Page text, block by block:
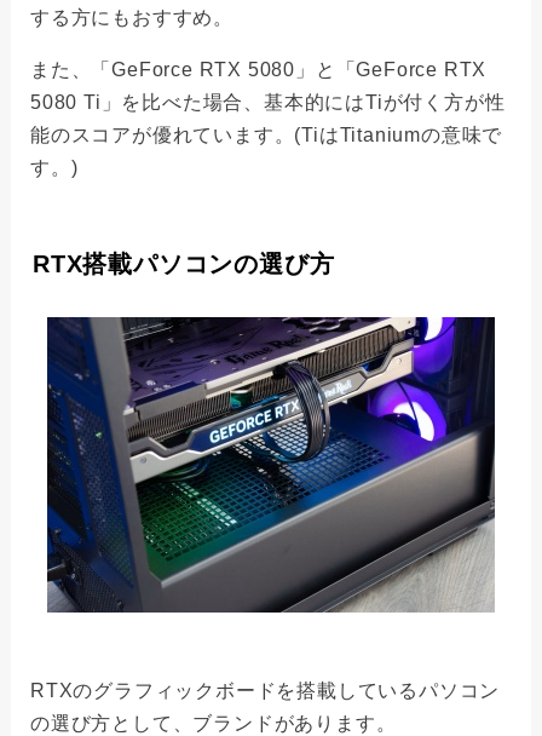
する方にもおすすめ。
また、「GeForce RTX 5080」と「GeForce RTX
5080 Ti」を比べた場合、基本的にはTiが付く方が性
能のスコアが優れています。(TiはTitaniumの意味で
す。)
RTX搭載パソコンの選び方
RTXのグラフィックボードを搭載しているパソコン
の選び方として、ブランドがあります。